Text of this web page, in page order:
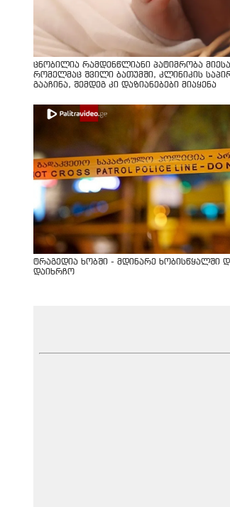
ცნობილია რამდენწლიანი პატიმრობა
რომელმაც შვილი ბათუმში, კლინიკის
გააჩინა, შემდეგ კი დაზიანებები მიაყენა
ტრაგედია ხობში - მდინარე ხობისწყალში
დაიხრჩო